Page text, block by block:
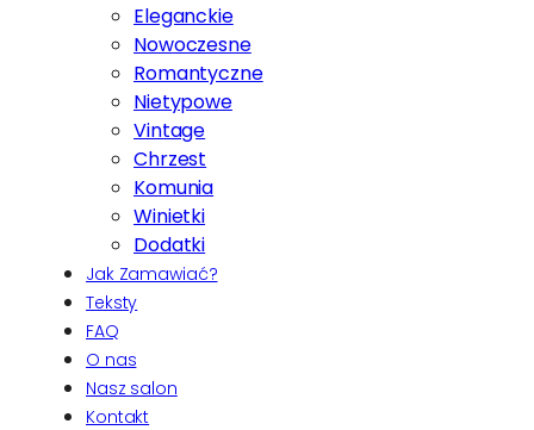
Eleganckie
Nowoczesne
Romantyczne
Nietypowe
Vintage
Chrzest
Komunia
Winietki
Dodatki
Jak Zamawiać?
Teksty
FAQ
O nas
Nasz salon
Kontakt